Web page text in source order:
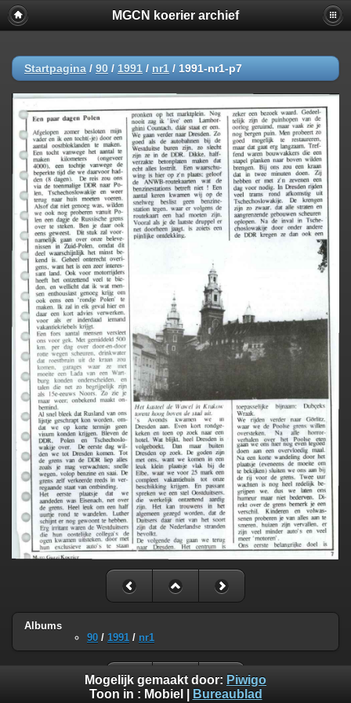
MGCN koerier archief
Startpagina / 90 / 1991 / nr1 / 1991-nr1-p7
Albums
90 / 1991 / nr1
Mogelijk gemaakt door: Piwigo
Toon in : Mobiel Bureaublad